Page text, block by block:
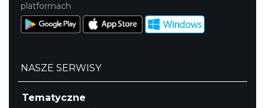
platformach
NASZE SERWISY
Tematyczne